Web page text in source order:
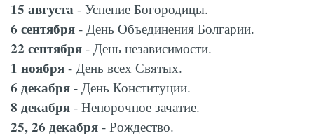
15 августа - Успение Богородицы.
6 сентября - День Объединения Болгарии.
22 сентября - День независимости.
1 ноября - День всех Святых.
6 декабря - День Конституции.
8 декабря - Непорочное зачатие.
25, 26 декабря - Рождество.